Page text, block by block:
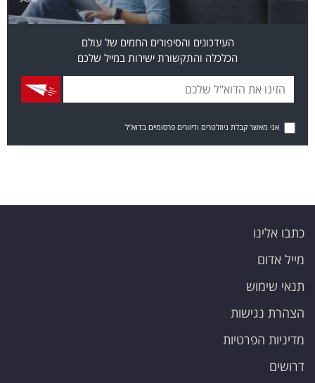
העידכונים והסיפורים החמים של עולם
הכלכלה והתקשורת ישירות במייל שלכם
אני מאשר קבלת ניוזלטרים ודיוורים פרסומיים בדוא"ל
כתבו אלינו
מייל אדום
תנאי שימוש
הצהרת נגישות
מדיניות הפרטיות
דרושים